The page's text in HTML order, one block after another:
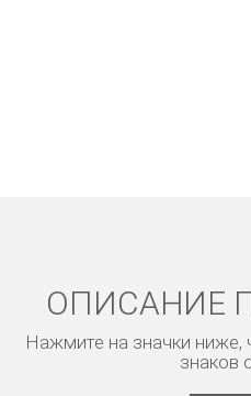
ОПИСАНИЕ
Нажмите на значки ниже,
знаков